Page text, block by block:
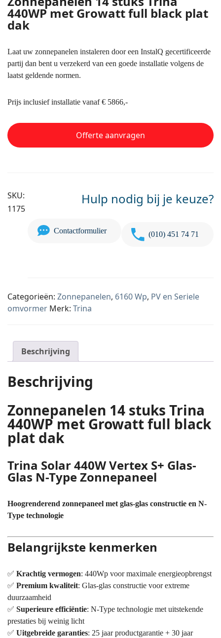
440WP met Growatt full black plat
dak
Laat uw zonnepanelen instaleren door een InstalQ gecertificeerde
partij dan bent u verzekerd van een goede installatie volgens de
laatst geldende normen.
Prijs inclusief installatie vanaf € 5866,-
Offerte aanvragen
Hulp nodig bij je keuze?
Contactformulier (010) 451 74 71
SKU:
1175
Categorieën: Zonnepanelen, 6160 Wp, PV en Seriele
omvormer Merk: Trina
Beschrijving
Beschrijving
Zonnepanelen 14 stuks Trina
440WP met Growatt full black
plat dak
Trina Solar 440W Vertex S+ Glas-
Glas N-Type Zonnepaneel
Hoogrenderend zonnepaneel met glas-glas constructie en N-
Type technologie
Belangrijkste kenmerken
✅ Krachtig vermogen: 440Wp voor maximale energieopbrengst
✅ Premium kwaliteit: Glas-glas constructie voor extreme
duurzaamheid
✅ Superieure efficiëntie: N-Type technologie met uitstekende
prestaties bij weinig licht
✅ Uitgebreide garanties: 25 jaar productgarantie + 30 jaar